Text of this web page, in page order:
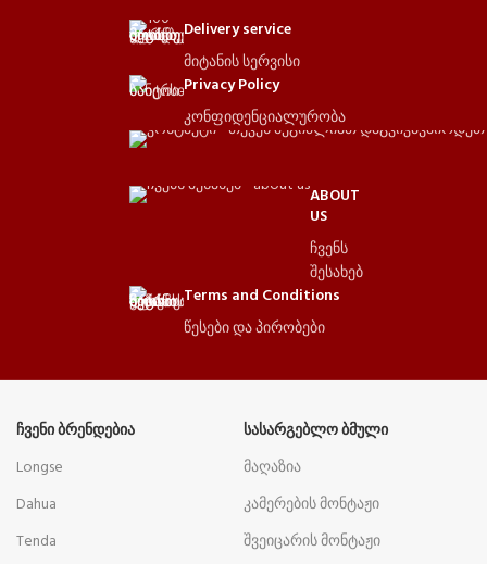
Delivery service
მიტანის სერვისი
Privacy Policy
კონფიდენციალურობა
ABOUT
US
ჩვენს
შესახებ
Terms and Conditions
წესები და პირობები
ᲩᲕᲔᲜᲘ ᲑᲠᲔᲜᲓᲔᲑᲘᲐ
Longse
Dahua
Tenda
ᲡᲐᲡᲐᲠᲒᲔᲑᲚᲝ ᲑᲛᲣᲚᲘ
მაღაზია
კამერების მონტაჟი
შვეიცარის მონტაჟი